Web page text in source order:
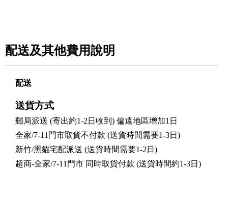
配送及其他費用說明
配送
送貨方式
郵局派送 (寄出約1-2日收到) 偏遠地區增加1日
全家/7-11門市取貨不付款 (送貨時間需要1-3日)
新竹/黑貓宅配派送 (送貨時間需要1-2日)
超商-全家/7-11門市 同時取貨付款 (送貨時間約1-3日)